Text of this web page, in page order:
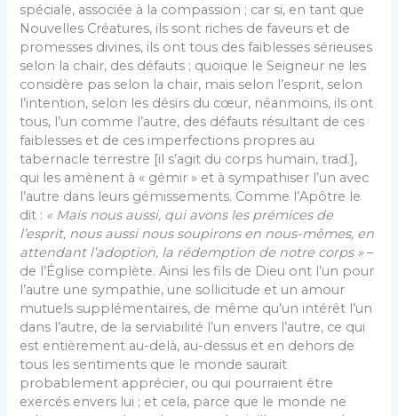
spéciale, associée à la compassion ; car si, en tant que
Nouvelles Créatures, ils sont riches de faveurs et de
promesses divines, ils ont tous des faiblesses sérieuses
selon la chair, des défauts ; quoique le Seigneur ne les
considère pas selon la chair, mais selon l’esprit, selon
l’intention, selon les désirs du cœur, néanmoins, ils ont
tous, l’un comme l’autre, des défauts résultant de ces
faiblesses et de ces imperfections propres au
tabernacle terrestre [il s’agit du corps humain, trad.],
qui les amènent à « gémir » et à sympathiser l’un avec
l’autre dans leurs gémissements. Comme l’Apôtre le
dit : « Mais nous aussi, qui avons les prémices de
l’esprit, nous aussi nous soupirons en nous-mêmes, en
attendant l’adoption, la rédemption de notre corps » –
de l’Église complète. Ainsi les fils de Dieu ont l’un pour
l’autre une sympathie, une sollicitude et un amour
mutuels supplémentaires, de même qu’un intérêt l’un
dans l’autre, de la serviabilité l’un envers l’autre, ce qui
est entièrement au-delà, au-dessus et en dehors de
tous les sentiments que le monde saurait
probablement apprécier, ou qui pourraient être
exercés envers lui ; et cela, parce que le monde ne